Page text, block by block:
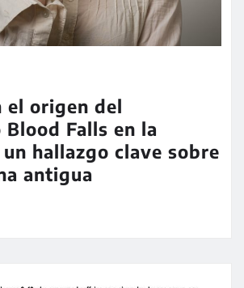
el origen del
Falls en la
hallazgo clave sobre
antigua